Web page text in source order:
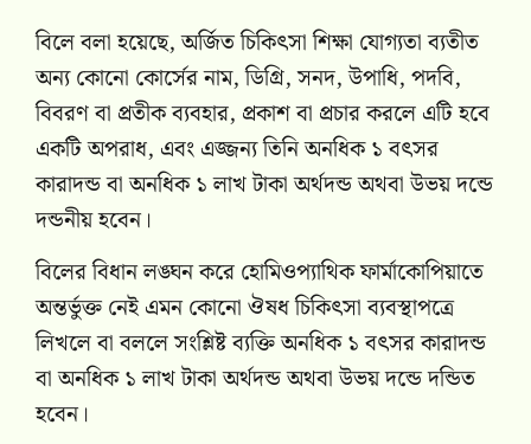
বিলে বলা হয়েছে, অর্জিত চিকিৎসা শিক্ষা যোগ্যতা ব্যতীত
অন্য কোনো কোর্সের নাম, ডিগ্রি, সনদ, উপাধি, পদবি,
বিবরণ বা প্রতীক ব্যবহার, প্রকাশ বা প্রচার করলে এটি হবে
একটি অপরাধ, এবং এজ্জন্য তিনি অনধিক ১ বৎসর
কারাদন্ড বা অনধিক ১ লাখ টাকা অর্থদন্ড অথবা উভয় দন্ডে
দন্ডনীয় হবেন।
বিলের বিধান লঙ্ঘন করে হোমিওপ্যাথিক ফার্মাকোপিয়াতে
অন্তর্ভুক্ত নেই এমন কোনো ঔষধ চিকিৎসা ব্যবস্থাপত্রে
লিখলে বা বললে সংশ্লিষ্ট ব্যক্তি অনধিক ১ বৎসর কারাদন্ড
বা অনধিক ১ লাখ টাকা অর্থদন্ড অথবা উভয় দন্ডে দন্ডিত
হবেন।